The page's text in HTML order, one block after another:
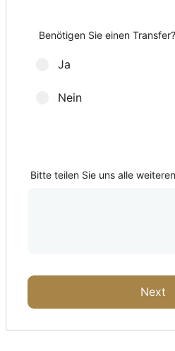
Wie viele Golfschläger-Sets
Herren-Sets *
Damen-Sets *
Weitere Zusatzleistungen
Benötigen Sie einen Transfer?
Ja
Nein
Bitte teilen Sie uns alle
Next